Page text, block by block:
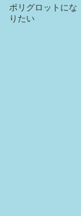
ポリグロットにな
りたい